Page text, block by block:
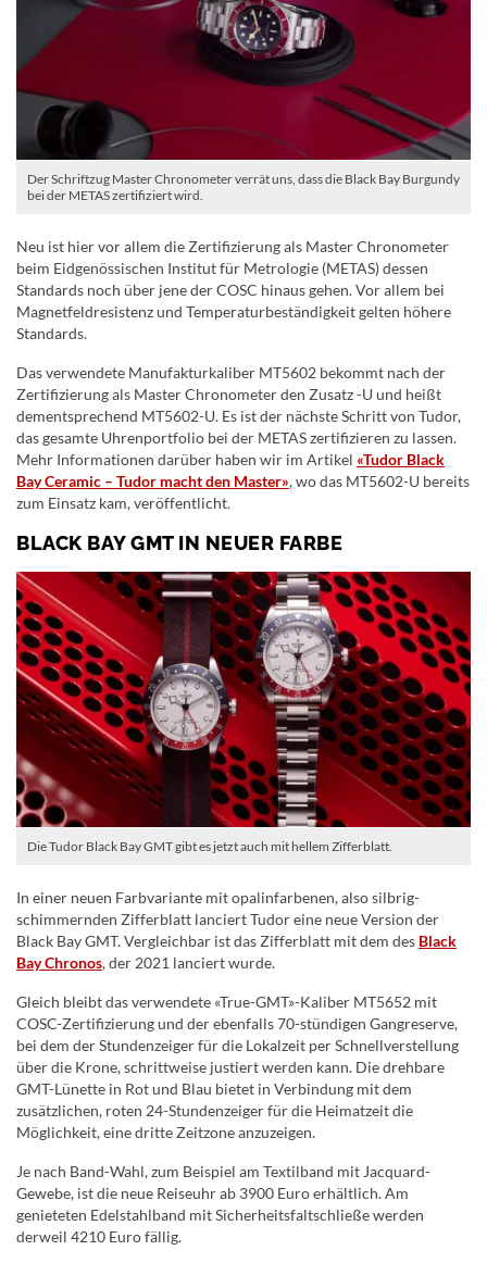
Der Schriftzug Master Chronometer verrät uns, dass die Black Bay Burgundy
bei der METAS zertifiziert wird.
Neu ist hier vor allem die Zertifizierung als Master Chronometer
beim Eidgenössischen Institut für Metrologie (METAS) dessen
Standards noch über jene der COSC hinaus gehen. Vor allem bei
Magnetfeldresistenz und Temperaturbeständigkeit gelten höhere
Standards.
Das verwendete Manufakturkaliber MT5602 bekommt nach der
Zertifizierung als Master Chronometer den Zusatz -U und heißt
dementsprechend MT5602-U. Es ist der nächste Schritt von Tudor,
das gesamte Uhrenportfolio bei der METAS zertifizieren zu lassen.
Mehr Informationen darüber haben wir im Artikel «Tudor Black
Bay Ceramic – Tudor macht den Master», wo das MT5602-U bereits
zum Einsatz kam, veröffentlicht.
BLACK BAY GMT IN NEUER FARBE
Die Tudor Black Bay GMT gibt es jetzt auch mit hellem Zifferblatt.
In einer neuen Farbvariante mit opalinfarbenen, also silbrig-
schimmernden Zifferblatt lanciert Tudor eine neue Version der
Black Bay GMT. Vergleichbar ist das Zifferblatt mit dem des Black
Bay Chronos, der 2021 lanciert wurde.
Gleich bleibt das verwendete «True-GMT»-Kaliber MT5652 mit
COSC-Zertifizierung und der ebenfalls 70-stündigen Gangreserve,
bei dem der Stundenzeiger für die Lokalzeit per Schnellverstellung
über die Krone, schrittweise justiert werden kann. Die drehbare
GMT-Lünette in Rot und Blau bietet in Verbindung mit dem
zusätzlichen, roten 24-Stundenzeiger für die Heimatzeit die
Möglichkeit, eine dritte Zeitzone anzuzeigen.
Je nach Band-Wahl, zum Beispiel am Textilband mit Jacquard-
Gewebe, ist die neue Reiseuhr ab 3900 Euro erhältlich. Am
genieteten Edelstahlband mit Sicherheitsfaltschließe werden
derweil 4210 Euro fällig.